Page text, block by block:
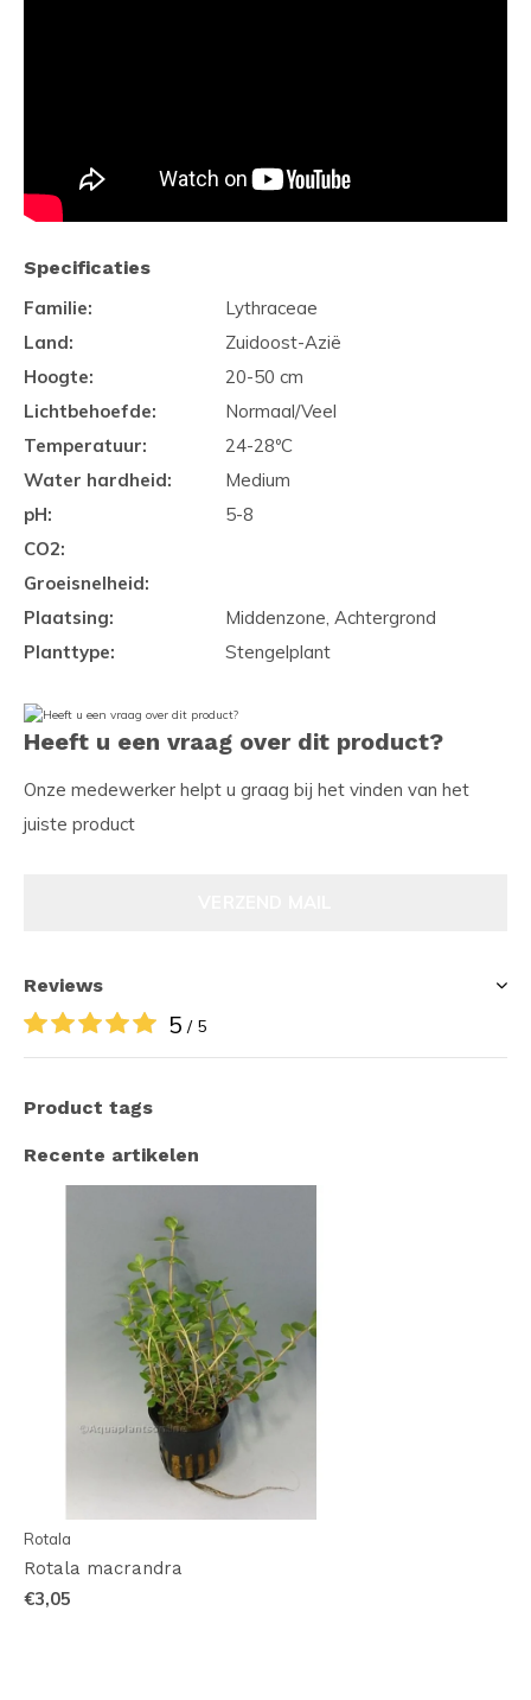
Specificaties
Familie:
Lythraceae
Land:
Zuidoost-Azië
Hoogte:
20-50 cm
Lichtbehoefde:
Normaal/Veel
Temperatuur:
24-28ºC
Water hardheid:
Medium
pH:
5-8
CO2:
Groeisnelheid:
Plaatsing:
Middenzone, Achtergrond
Planttype:
Stengelplant
Heeft u een vraag over dit product?
Onze medewerker helpt u graag bij het vinden van het
juiste product
Reviews
5 / 5
Product tags
Recente artikelen
Rotala
Rotala macrandra
€3,05